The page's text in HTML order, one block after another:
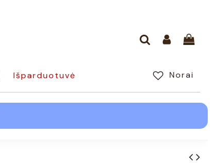
Norai
Išparduotuvė